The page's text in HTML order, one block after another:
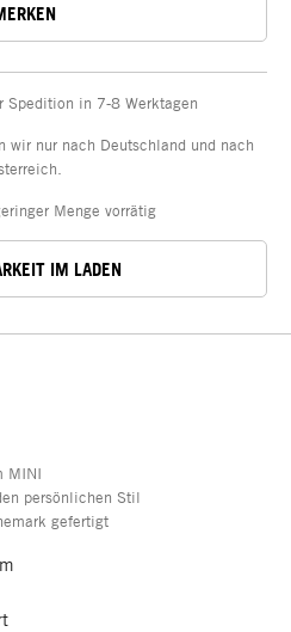
Spedition in 7-8 Werktagen
nur nach Deutschland und nach
Menge vorrätig
IM LADEN
MINI
persönlichen Stil
gefertigt